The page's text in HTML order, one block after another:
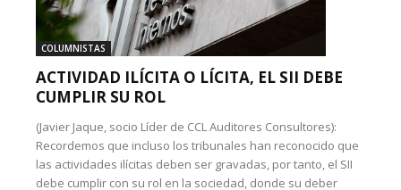
COLUMNISTAS
ACTIVIDAD ILÍCITA O LÍCITA, EL SII DEBE
CUMPLIR SU ROL
(Javier Jaque, socio Líder de CCL Auditores Consultores):
Recordemos que incluso los tribunales han reconocido que
las actividades ilícitas deben ser gravadas, por tanto, el SII
debe cumplir con su rol en la sociedad, donde su deber